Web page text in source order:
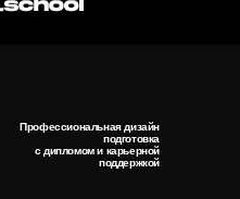
Профессиональная дизайн
подготовка
с дипломом и карьерной
поддержкой